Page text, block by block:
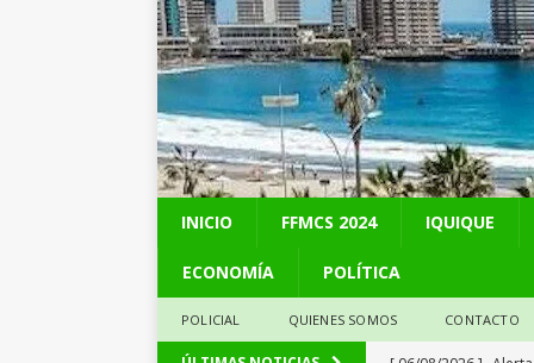
INICIO FFMCS 2024 IQUIQUE
ECONOMÍA POLÍTICA
POLICIAL QUIENES SOMOS CONTACTO